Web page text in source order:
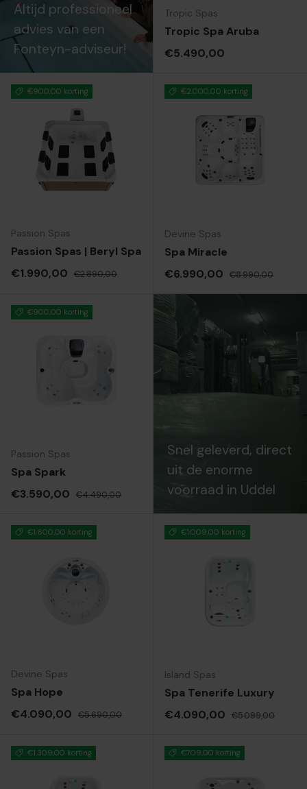
Altijd professioneel
advies van een
Fonteyn-adviseur!
Tropic Spas
Tropic Spa Aruba
Reguliere prijs
€5.490,00
€900,00 korting
Passion Spas
Passion Spas | Beryl Spa
Verkoopprijs
€1.990,00 Reguliere prijs
€2.890,00
€2.000,00 korting
Devine Spas
Spa Miracle
Verkoopprijs
€6.990,00 Reguliere prijs
€8.990,00
€900,00 korting
Passion Spas
Spa Spark
Verkoopprijs
€3.590,00 Reguliere prijs
€4.490,00
Snel geleverd, direct
uit de enorme
voorraad in Uddel
€1.600,00 korting
Devine Spas
Spa Hope
Verkoopprijs
€4.090,00 Reguliere prijs
€5.690,00
€1.009,00 korting
Island Spas
Spa Tenerife Luxury
Verkoopprijs
€4.090,00 Reguliere prijs
€5.099,00
€1.309,00 korting €709,00 korting